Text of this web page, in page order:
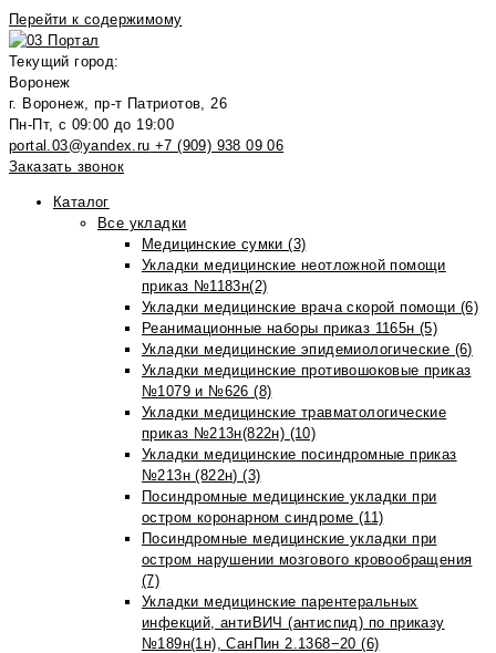
Перейти к содержимому
Текущий город:
Воронеж
г. Воронеж, пр-т Патриотов, 26
Пн-Пт, с 09:00 до 19:00
portal.03@yandex.ru +7 (909) 938 09 06
Заказать звонок
Каталог
Все укладки
Медицинские сумки (3)
Укладки медицинские неотложной помощи
приказ №1183н(2)
Укладки медицинские врача скорой помощи (6)
Реанимационные наборы приказ 1165н (5)
Укладки медицинские эпидемиологические (6)
Укладки медицинские противошоковые приказ
№1079 и №626 (8)
Укладки медицинские травматологические
приказ №213н(822н) (10)
Укладки медицинские посиндромные приказ
№213н (822н) (3)
Посиндромные медицинские укладки при
остром коронарном синдроме (11)
Посиндромные медицинские укладки при
остром нарушении мозгового кровообращения
(7)
Укладки медицинские парентеральных
инфекций, антиВИЧ (антиспид) по приказу
№189н(1н), СанПин 2.1368−20 (6)